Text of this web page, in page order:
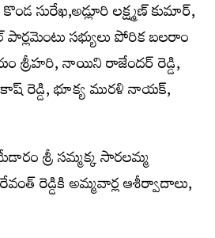
సురేఖ,అడ్లూరి లక్ష్మణ్ కుమార్,
సభ్యులు పోరిక బలరాం
శ్రీహరి, నాయిని రాజేందర్ రెడ్డి,
రెడ్డి, భూక్య మురళి నాయక్,
శ్రీ సమ్మక్క సారలమ్మ
రెడ్డికి అమ్మవార్ల ఆశీర్వాదాలు,